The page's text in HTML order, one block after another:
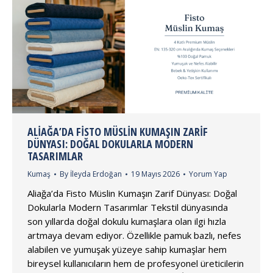
ALIAĞA’DA FISTO MÜSLIN KUMAŞIN ZARIF
DÜNYASI: DOĞAL DOKULARLA MODERN
TASARIMLAR
Kumaş By İleyda Erdoğan 19 Mayıs 2026 Yorum Yap
Aliağa’da Fisto Müslin Kumaşın Zarif Dünyası: Doğal
Dokularla Modern Tasarımlar Tekstil dünyasında
son yıllarda doğal dokulu kumaşlara olan ilgi hızla
artmaya devam ediyor. Özellikle pamuk bazlı, nefes
alabilen ve yumuşak yüzeye sahip kumaşlar hem
bireysel kullanıcıların hem de profesyonel üreticilerin